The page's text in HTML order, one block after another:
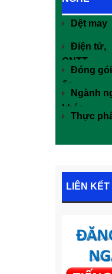
Dệt may
Điện tử,
CNTT
Đóng
ấn
Ngành
khác
Thực
LIÊN